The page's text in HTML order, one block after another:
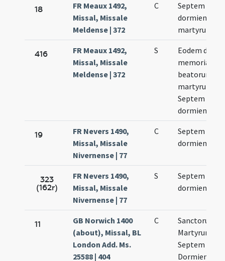
18
FR Meaux 1492,
Missal, Missale
Meldense | 372
C
Septem
dormientium
martyrum
416
FR Meaux 1492,
Missal, Missale
Meldense | 372
S
Eodem die ad
memoriam
beatorum
martyrum
Septem
dormientium
19
FR Nevers 1490,
Missal, Missale
Nivernense | 77
C
Septem
dormientium
323
(162r)
FR Nevers 1490,
Missal, Missale
Nivernense | 77
S
Septem
dormientium
11
GB Norwich 1400
(about), Missal, BL
London Add. Ms.
25588 | 404
C
Sanctorum
Martyrum
Septem
Dormientium